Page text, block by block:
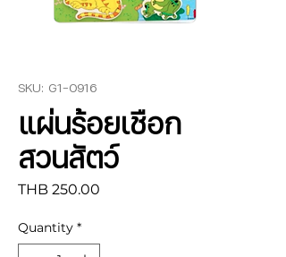
SKU: G1-0916
แผ่นร้อยเชือก
สวนสัตว์
THB 250.00
Quantity *